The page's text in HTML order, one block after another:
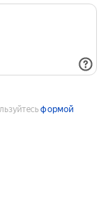
формой